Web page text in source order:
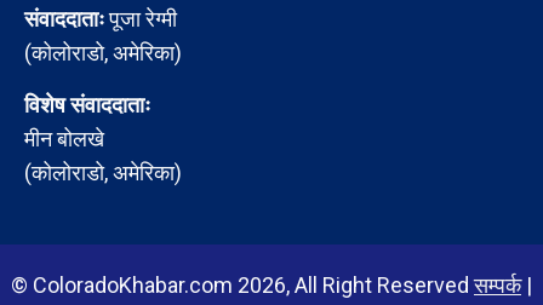
संवाददाताःपूजा रेग्मी
(कोलोराडो, अमेरिका)
विशेष संवाददाताः
मीन बोलखे
(कोलोराडो, अमेरिका)
© ColoradoKhabar.com 2026, All Right Reservedसम्पर्क|